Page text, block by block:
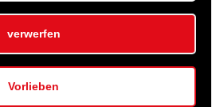
Bochum e.V. ||
Datenschutz
verwerfen
Vorlieben